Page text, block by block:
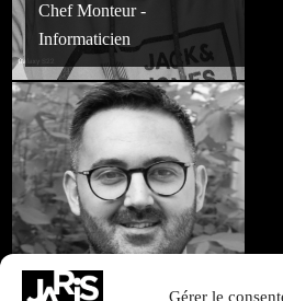
Gérer le
Chef Monteur -
Informaticien
Romain CADEAU